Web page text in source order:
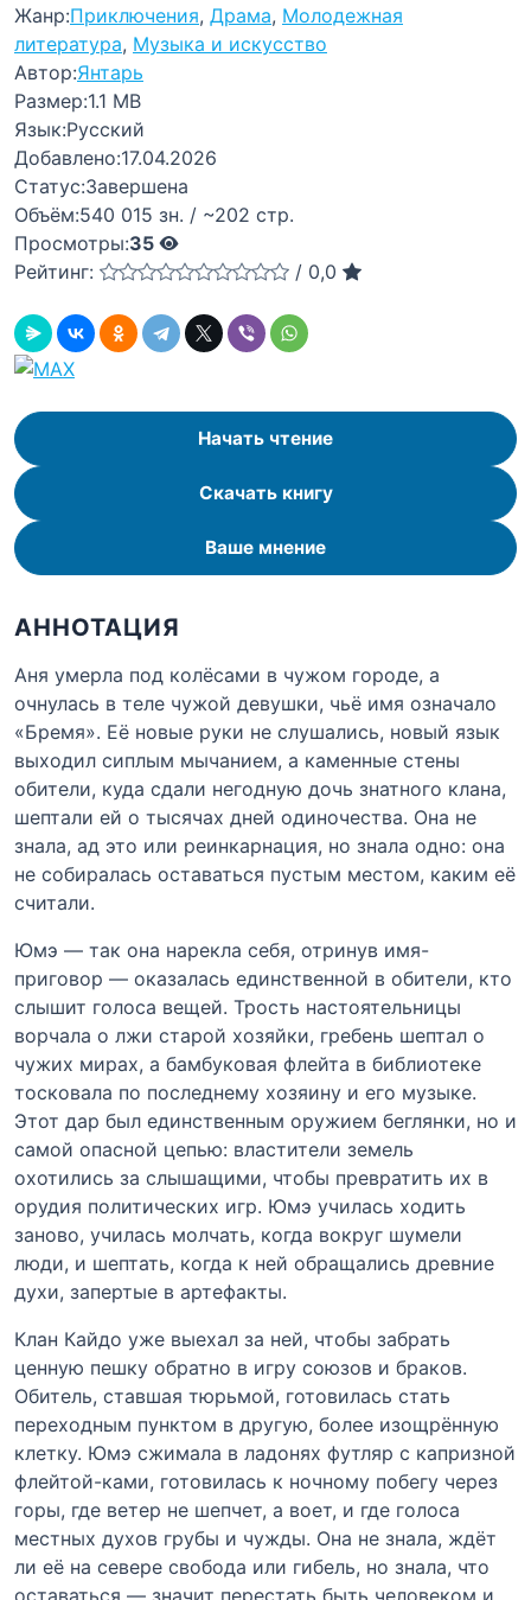
Жанр:Приключения, Драма, Молодежная
литература, Музыка и искусство
Автор:Янтарь
Размер:1.1 MB
Язык:Русский
Добавлено:17.04.2026
Статус:Завершена
Объём:540 015 зн. / ~202 стр.
Просмотры:35
Рейтинг:
/ 0,0
Начать чтение
Скачать книгу
Ваше мнение
АННОТАЦИЯ
Аня умерла под колёсами в чужом городе, а
очнулась в теле чужой девушки, чьё имя означало
«Бремя». Её новые руки не слушались, новый язык
выходил сиплым мычанием, а каменные стены
обители, куда сдали негодную дочь знатного клана,
шептали ей о тысячах дней одиночества. Она не
знала, ад это или реинкарнация, но знала одно: она
не собиралась оставаться пустым местом, каким её
считали.
Юмэ — так она нарекла себя, отринув имя-
приговор — оказалась единственной в обители, кто
слышит голоса вещей. Трость настоятельницы
ворчала о лжи старой хозяйки, гребень шептал о
чужих мирах, а бамбуковая флейта в библиотеке
тосковала по последнему хозяину и его музыке.
Этот дар был единственным оружием беглянки, но и
самой опасной цепью: властители земель
охотились за слышащими, чтобы превратить их в
орудия политических игр. Юмэ училась ходить
заново, училась молчать, когда вокруг шумели
люди, и шептать, когда к ней обращались древние
духи, запертые в артефакты.
Клан Кайдо уже выехал за ней, чтобы забрать
ценную пешку обратно в игру союзов и браков.
Обитель, ставшая тюрьмой, готовилась стать
переходным пунктом в другую, более изощрённую
клетку. Юмэ сжимала в ладонях футляр с капризной
флейтой-ками, готовилась к ночному побегу через
горы, где ветер не шепчет, а воет, и где голоса
местных духов грубы и чужды. Она не знала, ждёт
ли её на севере свобода или гибель, но знала, что
оставаться — значит перестать быть человеком и